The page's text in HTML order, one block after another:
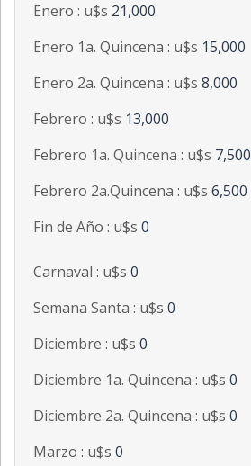
Enero : u$s 21,000
Enero 1a. Quincena : u$s 15,000
Enero 2a. Quincena : u$s 8,000
Febrero : u$s 13,000
Febrero 1a. Quincena : u$s 7,500
Febrero 2a.Quincena : u$s 6,500
Fin de Año : u$s 0
Carnaval : u$s 0
Semana Santa : u$s 0
Diciembre : u$s 0
Diciembre 1a. Quincena : u$s 0
Diciembre 2a. Quincena : u$s 0
Marzo : u$s 0